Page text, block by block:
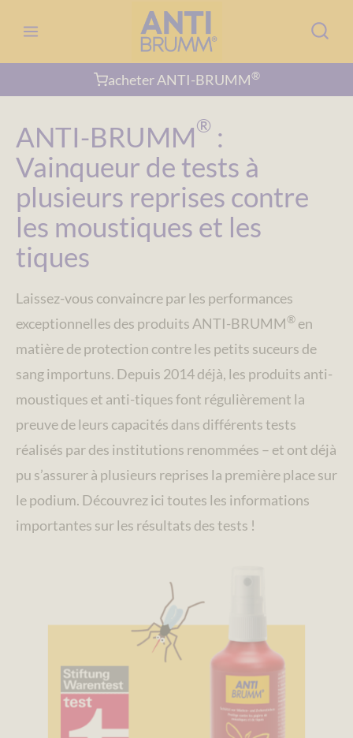
contenu
acheter ANTI-BRUMM®
ANTI-BRUMM® :
Vainqueur de tests à
plusieurs reprises contre
les moustiques et les
tiques
Laissez-vous convaincre par les performances
exceptionnelles des produits ANTI-BRUMM® en
matière de protection contre les petits suceurs de
sang importuns. Depuis 2014 déjà, les produits anti-
moustiques et anti-tiques font régulièrement la
preuve de leurs capacités dans différents tests
réalisés par des institutions renommées – et ont déjà
pu s’assurer à plusieurs reprises la première place sur
le podium. Découvrez ici toutes les informations
importantes sur les résultats des tests !